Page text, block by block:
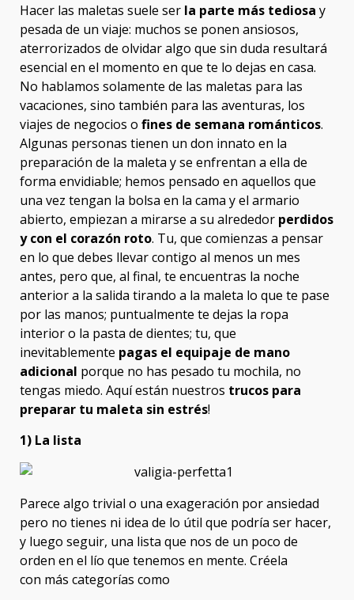
Hacer las maletas suele ser la parte más tediosa y
pesada de un viaje: muchos se ponen ansiosos,
aterrorizados de olvidar algo que sin duda resultará
esencial en el momento en que te lo dejas en casa.
No hablamos solamente de las maletas para las
vacaciones, sino también para las aventuras, los
viajes de negocios o fines de semana románticos.
Algunas personas tienen un don innato en la
preparación de la maleta y se enfrentan a ella de
forma envidiable; hemos pensado en aquellos que
una vez tengan la bolsa en la cama y el armario
abierto, empiezan a mirarse a su alrededor perdidos
y con el corazón roto. Tu, que comienzas a pensar
en lo que debes llevar contigo al menos un mes
antes, pero que, al final, te encuentras la noche
anterior a la salida tirando a la maleta lo que te pase
por las manos; puntualmente te dejas la ropa
interior o la pasta de dientes; tu, que
inevitablemente pagas el equipaje de mano
adicional porque no has pesado tu mochila, no
tengas miedo. Aquí están nuestros trucos para
preparar tu maleta sin estrés!
1) La lista
Parece algo trivial o una exageración por ansiedad
pero no tienes ni idea de lo útil que podría ser hacer,
y luego seguir, una lista que nos de un poco de
orden en el lío que tenemos en mente. Créela
con más categorías como